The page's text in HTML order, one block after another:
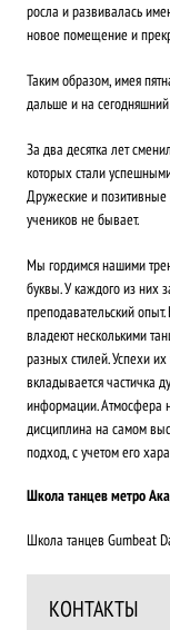
росла и развивалась
новое помещение и
Таким образом, имея
дальше и на
За два десятка лет
которых стали
Дружеские и
учеников не бывает.
Мы гордимся нашими
буквы. У каждого из них
преподавательский
владеют несколькими
разных стилей. Успехи
вкладывается частичка
информации. Атмосфера
дисциплина на самом
подход, с учетом его
Школа танцев метро
Школа танцев Gumbeat
КОНТАКТЫ